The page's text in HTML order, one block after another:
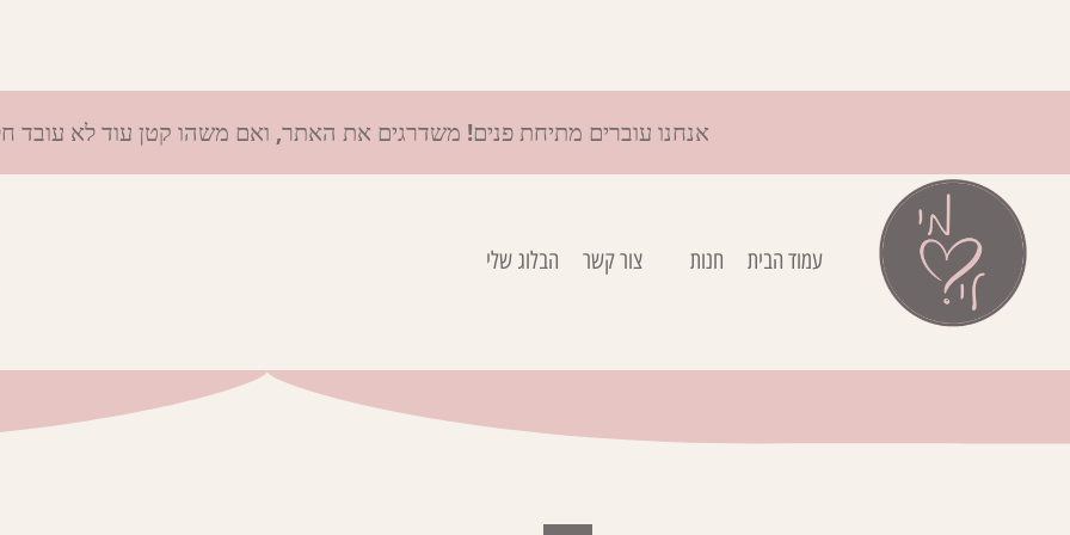
אנחנו עוברים מתיחת פנים! משדרגים את האתר, ואם משהו קטן עוד לא עובד
עמוד הבית חנות צור קשר הבלוג שלי